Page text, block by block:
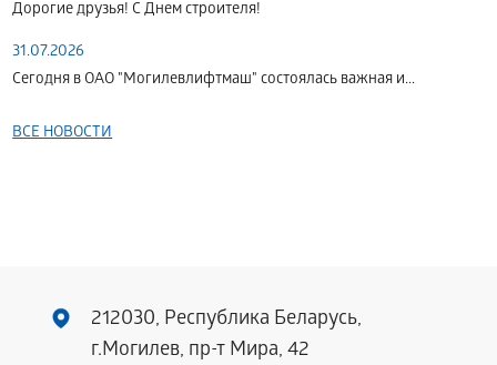
Дорогие друзья! С Днем строителя!
31.07.2026
Сегодня в ОАО "Могилевлифтмаш" состоялась важная и...
ВСЕ НОВОСТИ
212030, Республика Беларусь,
г.Могилев, пр-т Мира, 42